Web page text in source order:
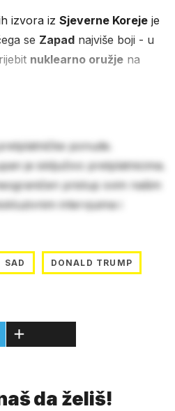
izvora izSjeverne Koreje je
se Zapad najviše boji - u
nuklearno oružje na
ponude.
je isključivo pretplatnicima.
pristup svim našim
intervjuima i
SAD DONALD TRUMP
da želiš!